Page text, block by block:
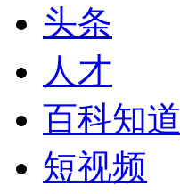
头条
人才
百科知道
短视频